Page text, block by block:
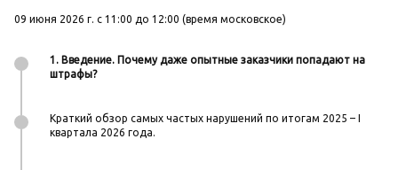
09 июня 2026 г. с 11:00 до 12:00 (время московское)
1. Введение. Почему даже опытные заказчики попадают на
штрафы?
Краткий обзор самых частых нарушений по итогам 2025 – I
квартала 2026 года.